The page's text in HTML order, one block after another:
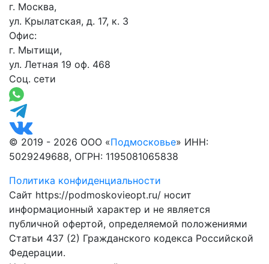
г. Москва,
ул. Крылатская, д. 17, к. 3
Офис:
г. Мытищи,
ул. Летная 19 оф. 468
Соц. сети
© 2019 - 2026 ООО «Подмосковье» ИНН:
5029249688, ОГРН: 1195081065838
Политика конфиденциальности
Сайт https://podmoskovieopt.ru/ носит
информационный характер и не является
публичной офертой, определяемой положениями
Статьи 437 (2) Гражданского кодекса Российской
Федерации.